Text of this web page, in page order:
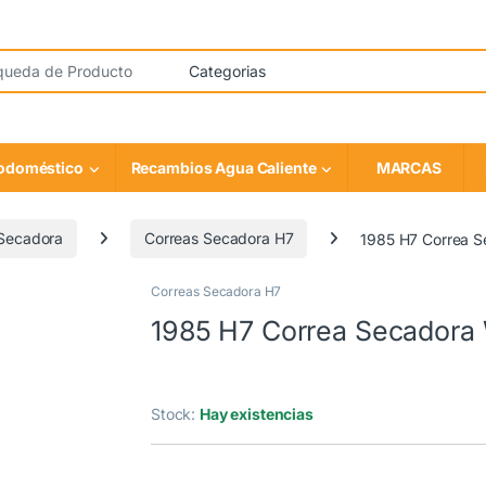
Recambios Agua Caliente MARCAS
Correas Secadora H7 1985 H7 Correa
Correas Secadora H7
1985 H7 Correa
Stock: Hay existencias